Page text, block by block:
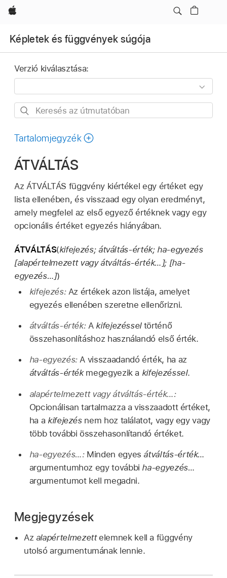
Apple
Képletek és függvények súgója
Verzió kiválasztása:
Keresés
útmutatóban
Tartalomjegyzék
ÁTVÁLTÁS
Az ÁTVÁLTÁS függvény kiértékel egy értéket egy
lista ellenében, és visszaad egy olyan eredményt,
amely megfelel az első egyező értéknek vagy egy
opcionális értéket egyezés hiányában.
ÁTVÁLTÁS(kifejezés; átváltás-érték; ha-egyezés
[alapértelmezett vagy átváltás-érték…]; [ha-
egyezés…])
kifejezés: Az értékek azon listája, amelyet
egyezés ellenében szeretne ellenőrizni.
átváltás-érték:A kifejezésseltörténő
összehasonlításhoz használandó első érték.
ha-egyezés:A visszaadandó érték, ha az
átváltás-értékmegegyezik a kifejezéssel.
alapértelmezett vagy átváltás-érték…:
Opcionálisan tartalmazza a visszaadott értéket,
ha a kifejezésnem hoz találatot, vagy egy vagy
több további összehasonlítandó értéket.
ha-egyezés…: Minden egyes átváltás-érték…
argumentumhoz egy további ha-egyezés…
argumentumot kell megadni.
Megjegyzések
Az alapértelmezettelemnek kell a függvény
utolsó argumentumának lennie.